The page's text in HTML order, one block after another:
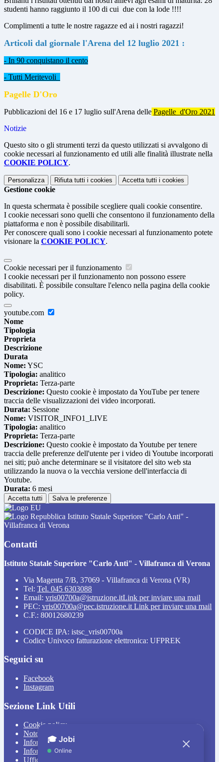
studenti hanno raggiunto il 100 di cui due con la lode !!!!
Complimenti a tutte le nostre ragazze ed ai i nostri ragazzi!
Articoli dal giornale l'Arena del 12 luglio 2021 :
- In 90 conquistano il cento
- Tutti Meritevoli
Pagelle D'Oro
Pubblicazioni del 16 e 17 luglio sull'Arena delle Pagelle d'Oro 2021
Notizie
Questo sito o gli strumenti terzi da questo utilizzati si avvalgono di
cookie necessari al funzionamento ed utili alle finalità illustrate nella
COOKIE POLICY.
Personalizza Rifiuta tutti i cookies Accetta tutti i cookies
Gestione cookie
In questa schermata è possibile scegliere quali cookie consentire.
I cookie necessari sono quelli che consentono il funzionamento della
piattaforma e non è possibile disabilitarli.
Per conoscere quali sono i cookie necessari al funzionamento potete
visionare la COOKIE POLICY.
Cookie necessari per il funzionamento
I cookie necessari per il funzionamento non possono essere
disabilitati. È possibile consultare l'elenco nella pagina della cookie
policy.
youtube.com
Nome
Tipologia
Proprieta
Descrizione
Durata
Nome: YSC
Tipologia: analitico
Proprieta: Terza-parte
Descrizione: Questo cookie è impostato da YouTube per tenere
traccia delle visualizzazioni dei video incorporati.
Durata: Sessione
Nome: VISITOR_INFO1_LIVE
Tipologia: analitico
Proprieta: Terza-parte
Descrizione: Questo cookie è impostato da Youtube per tenere
traccia delle preferenze dell'utente per i video di Youtube incorporati
nei siti; può anche determinare se il visitatore del sito web sta
utilizzando la nuova o la vecchia versione dell'interfaccia di
Youtube.
Durata: 6 mesi
Accetta tutti Salva le preferenze
Istituto Statale Superiore "Carlo Anti" -
Villafranca di Verona
Contatti
Istituto Statale Superiore "Carlo Anti" - Villafranca di Verona
Via Magenta 7/B, 37069 - Villafranca di Verona (VR)
Tel: Tel. 045 6303088
Email: vris00700a@istruzione.itLink per inviare una mail
PEC: vris00700a@pec.istruzione.it Link per inviare una mail
C.F.: 80012680239
CODICE IPA: istsc_vris00700a
Codice Univoco fatturazione elettronica: UFPREK
Seguici su
Facebook
Instagram
Sezione Link Utili
Cookie policy
Note legali
Informativa Privacy
Informativa Privacy chatbot Jobi
Ufficio Relazioni con il Pubblico